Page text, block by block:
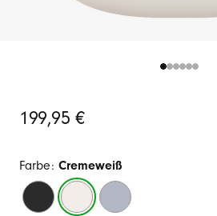
Ursprünglicher
199,95 €
Farbe: Cremeweiß
Schwarz
/
CremeweißTransparent